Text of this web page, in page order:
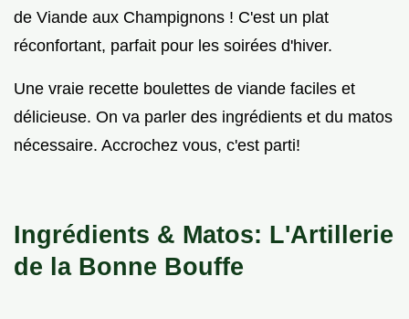
de Viande aux Champignons ! C'est un plat
réconfortant, parfait pour les soirées d'hiver.
Une vraie recette boulettes de viande faciles et
délicieuse. On va parler des ingrédients et du matos
nécessaire. Accrochez vous, c'est parti!
Ingrédients & Matos: L'Artillerie
de la Bonne Bouffe